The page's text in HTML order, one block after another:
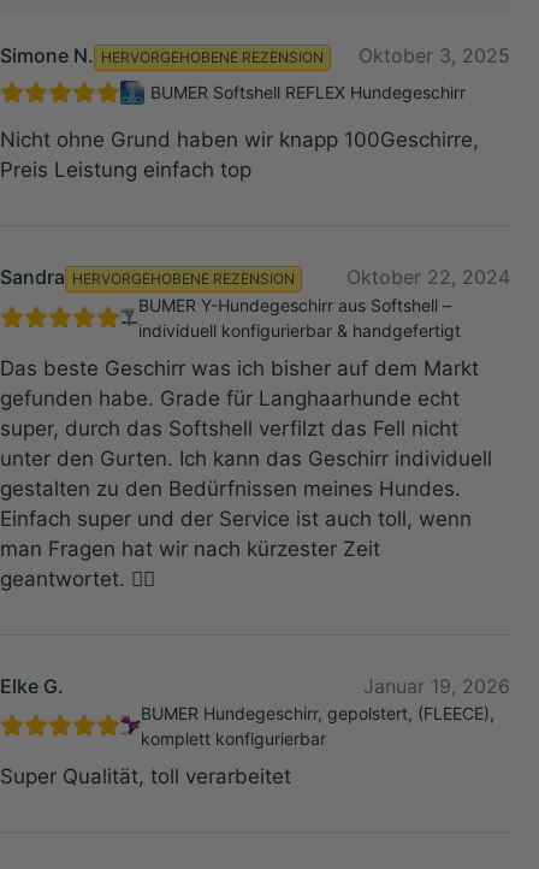
Simone N. HERVORGEHOBENE REZENSION Oktober 3, 2025
BUMER Softshell REFLEX Hundegeschirr
Nicht ohne Grund haben wir knapp 100Geschirre,
Preis Leistung einfach top
Sandra HERVORGEHOBENE REZENSION Oktober 22, 2024
BUMER Y-Hundegeschirr aus Softshell –
individuell konfigurierbar & handgefertigt
Das beste Geschirr was ich bisher auf dem Markt
gefunden habe. Grade für Langhaarhunde echt
super, durch das Softshell verfilzt das Fell nicht
unter den Gurten. Ich kann das Geschirr individuell
gestalten zu den Bedürfnissen meines Hundes.
Einfach super und der Service ist auch toll, wenn
man Fragen hat wir nach kürzester Zeit
geantwortet. 👍🏻
Elke G. Januar 19, 2026
BUMER Hundegeschirr, gepolstert, (FLEECE),
komplett konfigurierbar
Super Qualität, toll verarbeitet